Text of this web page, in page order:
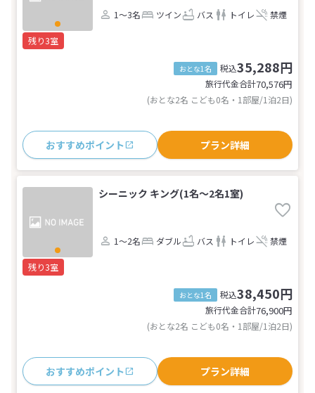
1～3名 ツイン バス トイレ 禁煙
残り3室
おとな1名 税込35,288円
旅行代金合計70,576円
(おとな2名 こども0名・1部屋/1泊2日)
おすすめポイント プラン詳細
シーニック キング(1名～2名1室)
1～2名 ダブル バス トイレ 禁煙
残り3室
おとな1名 税込38,450円
旅行代金合計76,900円
(おとな2名 こども0名・1部屋/1泊2日)
おすすめポイント プラン詳細